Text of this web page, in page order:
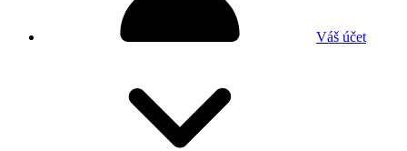
Váš účet